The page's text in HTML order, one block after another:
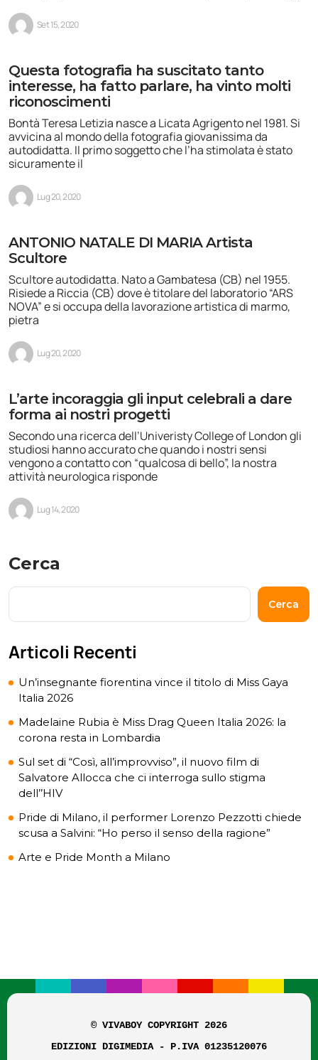
Set 15, 2020
Questa fotografia ha suscitato tanto
interesse, ha fatto parlare, ha vinto molti
riconoscimenti
Bontà Teresa Letizia nasce a Licata Agrigento nel 1981. Si
avvicina al mondo della fotografia giovanissima da
autodidatta. Il primo soggetto che l’ha stimolata è stato
sicuramente il
Lug 20, 2020
ANTONIO NATALE DI MARIA Artista
Scultore
Scultore autodidatta. Nato a Gambatesa (CB) nel 1955.
Risiede a Riccia (CB) dove è titolare del laboratorio “ARS
NOVA” e si occupa della lavorazione artistica di marmo,
pietra
Lug 20, 2020
L’arte incoraggia gli input celebrali a dare
forma ai nostri progetti
Secondo una ricerca dell’Univeristy College of London gli
studiosi hanno accurato che quando i nostri sensi
vengono a contatto con “qualcosa di bello”, la nostra
attività neurologica risponde
Lug 14, 2020
Cerca
Cerca
Articoli Recenti
Un’insegnante fiorentina vince il titolo di Miss Gaya
Italia 2026
Madelaine Rubia è Miss Drag Queen Italia 2026: la
corona resta in Lombardia
Sul set di “Così, all’improvviso”, il nuovo film di
Salvatore Allocca che ci interroga sullo stigma
dell’’HIV
Pride di Milano, il performer Lorenzo Pezzotti chiede
scusa a Salvini: “Ho perso il senso della ragione”
Arte e Pride Month a Milano
© VIVABOY COPYRIGHT 2026
EDIZIONI DIGIMEDIA - P.IVA 01235120076